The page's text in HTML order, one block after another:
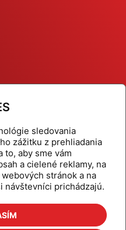
sledovania
zážitku z prehliadania
to, aby sme vám
a cielené reklamy, na
stránok a na
návštevníci prichádzajú.
šikovné tipy